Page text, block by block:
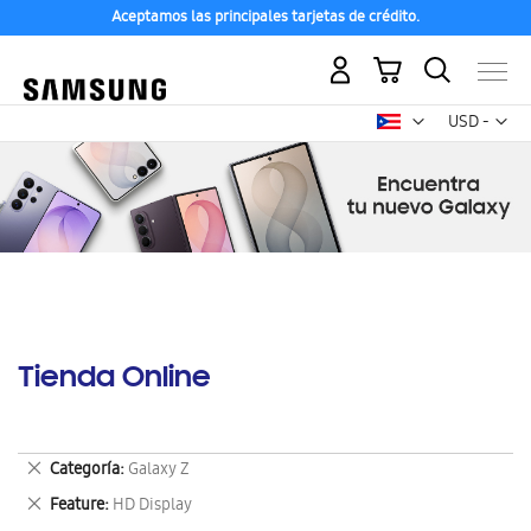
Aceptamos las principales tarjetas de crédito.
USD -
dólar
Mi carrito
Tienda Online
Categoría Galaxy Z
Eliminar
este
artículo
Feature HD Display
Eliminar